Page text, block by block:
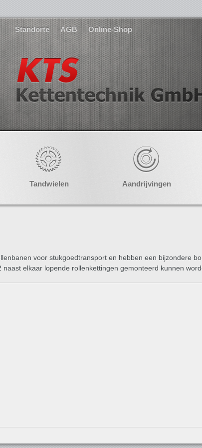
Standorte AGB Online-Shop
Tandwielen Aandrijvingen
voor stukgoedtransport en hebben een bijzondere
elkaar lopende rollenkettingen gemonteerd kunnen